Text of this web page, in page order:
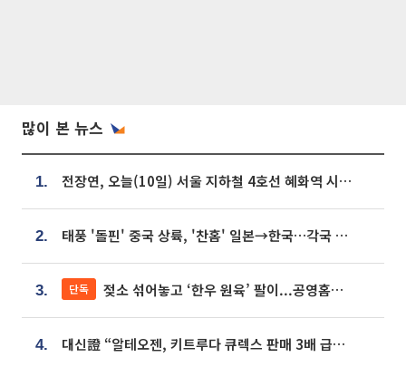
많이 본 뉴스
1. 전장연, 오늘(10일) 서울 지하철 4호선 혜화역 시위…1호선 용산역 무정차
2. 태풍 '돌핀' 중국 상륙, '찬홈' 일본→한국…각국 기상청 예상 경로는?
3. 단독 젖소 섞어놓고 ‘한우 원육’ 팔이...공영홈쇼핑 표기·검증 구멍
4. 대신證 “알테오젠, 키트루다 큐렉스 판매 3배 급증…목표가 41만원 상향”